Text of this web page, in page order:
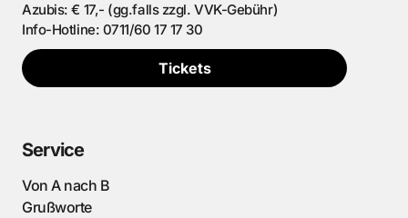
Azubis: € 17,- (gg.falls zzgl. VVK-Gebühr)
Info-Hotline: 0711/60 17 17 30
Tickets
Service
Von A nach B
Grußworte